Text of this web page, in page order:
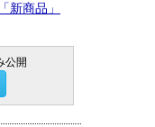
新商品」
公開